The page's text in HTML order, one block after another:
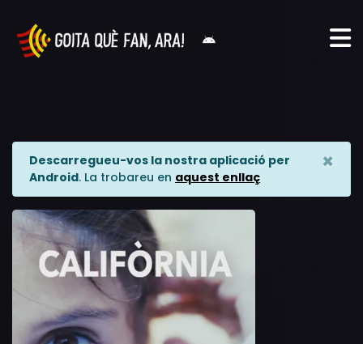
Descarregueu-vos la nostra aplicació per
Android. La trobareu en aquest enllaç
×